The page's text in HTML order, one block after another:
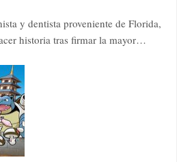
y dentista proveniente de Florida,
historia tras firmar la mayor…